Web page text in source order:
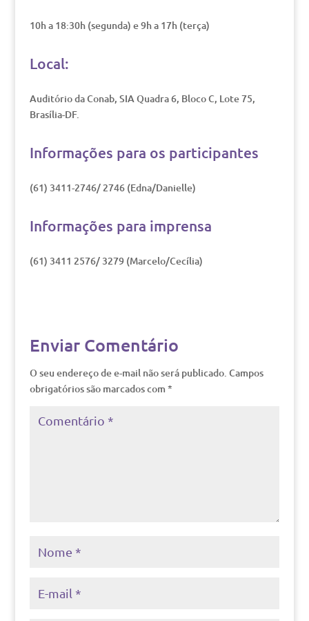
10h a 18:30h (segunda) e 9h a 17h (terça)
Local:
Auditório da Conab, SIA Quadra 6, Bloco C, Lote 75,
Brasília-DF.
Informações para os participantes
(61) 3411-2746/ 2746 (Edna/Danielle)
Informações para imprensa
(61) 3411 2576/ 3279 (Marcelo/Cecília)
Enviar Comentário
O seu endereço de e-mail não será publicado. Campos
obrigatórios são marcados com *